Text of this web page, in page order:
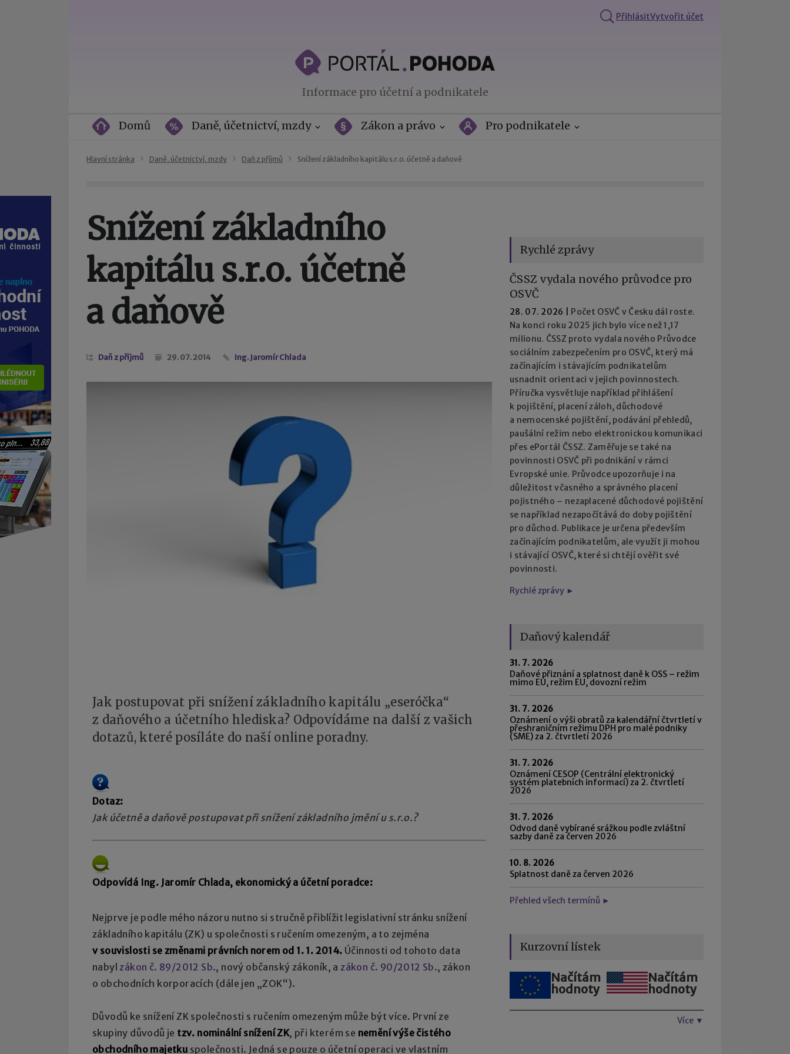
PřihlásitVytvořit účet
Informace pro účetní a podnikatele
Domů Daně, účetnictví, mzdy Zákon a právo Pro podnikatele
Hlavní stránka Daně, účetnictví, mzdy Daň z příjmů Snížení základního kapitálu s.r.o. účetně a daňově
Snížení základního
kapitálu s.r.o. účetně
a daňově
Daň z příjmů 29. 07. 2014 Ing. Jaromír Chlada
Jak postupovat při snížení základního kapitálu „eseróčka“
z daňového a účetního hlediska? Odpovídáme na další z vašich
dotazů, které posíláte do naší online poradny.
Dotaz:
Jak účetně a daňově postupovat při snížení základního jmění u s.r.o.?
Odpovídá Ing. Jaromír Chlada, ekonomický a účetní poradce:
Nejprve je podle mého názoru nutno si stručně přiblížit legislativní stránku snížení
základního kapitálu (ZK) u společnosti s ručením omezeným, a to zejména
v souvislosti se změnami právních norem od 1. 1. 2014. Účinnosti od tohoto data
nabylzákon č. 89/2012 Sb., nový občanský zákoník, azákon č. 90/2012 Sb., zákon
o obchodních korporacích (dále jen „ZOK“).
Důvodů ke snížení ZK společnosti s ručením omezeným může být více. První ze
skupiny důvodů je tzv. nominální snížení ZK, při kterém se nemění výše čistého
obchodního majetku společnosti. Jedná se pouze o účetní operaci ve vlastním
Rychlé zprávy
ČSSZ vydala nového průvodce pro
OSVČ
28. 07. 2026
Počet OSVČ v Česku dál roste.
Na konci roku 2025 jich bylo více než 1,17
milionu. ČSSZ proto vydala nového Průvodce
sociálním zabezpečením pro OSVČ, který má
začínajícím i stávajícím podnikatelům
usnadnit orientaci v jejich povinnostech.
Příručka vysvětluje například přihlášení
k pojištění, placení záloh, důchodové
a nemocenské pojištění, podávání přehledů,
paušální režim nebo elektronickou komunikaci
přes ePortál ČSSZ. Zaměřuje se také na
povinnosti OSVČ při podnikání v rámci
Evropské unie. Průvodce upozorňuje i na
důležitost včasného a správného placení
pojistného – nezaplacené důchodové pojištění
se například nezapočítává do doby pojištění
pro důchod. Publikace je určena především
začínajícím podnikatelům, ale využít ji mohou
i stávající OSVČ, které si chtějí ověřit své
povinnosti.
Rychlé zprávy ►
Daňový kalendář
31. 7. 2026
Daňové přiznání a splatnost daně k OSS – režim
mimo EU, režim EU, dovozní režim
31. 7. 2026
Oznámení o výši obratů za kalendářní čtvrtletí v
přeshraničním režimu DPH pro malé podniky
(SME) za 2. čtvrtletí 2026
31. 7. 2026
Oznámení CESOP (Centrální elektronický
systém platebních informací) za 2. čtvrtletí
2026
31. 7. 2026
Odvod daně vybírané srážkou podle zvláštní
sazby daně za červen 2026
10. 8. 2026
Splatnost daně za červen 2026
Přehled všech termínů ►
Kurzovní lístek
Načítám
hodnoty
Načítám
hodnoty
Více ▼